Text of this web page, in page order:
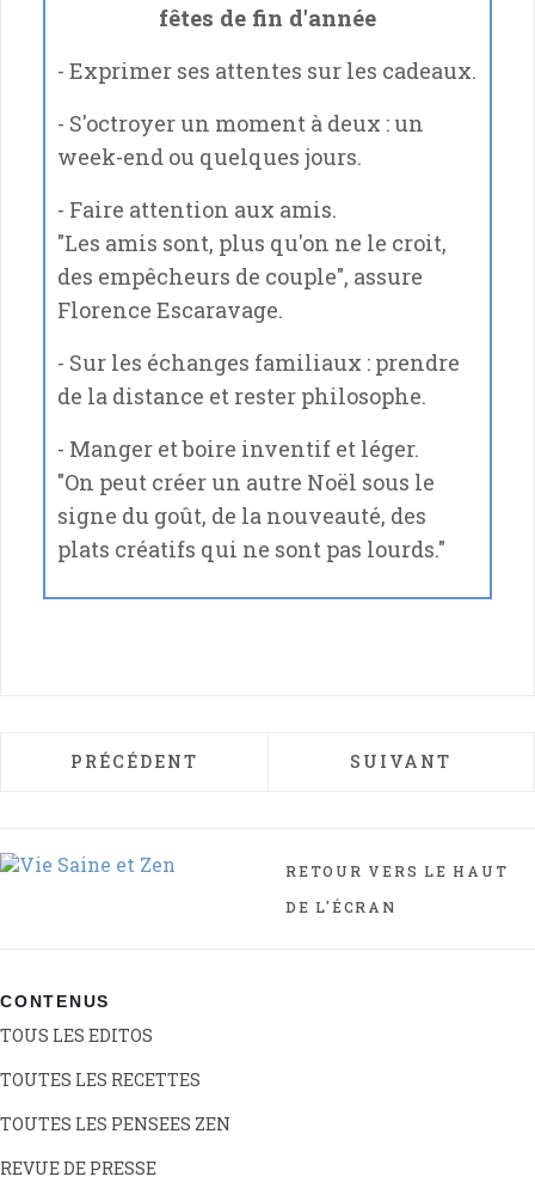
fêtes de fin d'année
- Exprimer ses attentes sur les cadeaux.
- S'octroyer un moment à deux : un
week-end ou quelques jours.
- Faire attention aux amis.
"Les amis sont, plus qu'on ne le croit,
des empêcheurs de couple", assure
Florence Escaravage.
- Sur les échanges familiaux : prendre
de la distance et rester philosophe.
- Manger et boire inventif et léger.
"On peut créer un autre Noël sous le
signe du goût, de la nouveauté, des
plats créatifs qui ne sont pas lourds."
ARTICLE PRÉCÉDENT : L'AMOUR SANS
PRÉCÉDENT ARTICLE
SUIVANT
RETOUR VERS LE HAUT
DE L'ÉCRAN
CONTENUS
TOUS LES EDITOS
TOUTES LES RECETTES
TOUTES LES PENSEES ZEN
REVUE DE PRESSE